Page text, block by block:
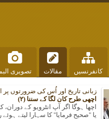
کانفرنسیں مقالات تصویری البم
زبانی تاریخ اور اُس کی ضرورتوں پر
اچھی طرح کان لگا کے سننا (۲)
اچھا ہوگا اگر آپ انٹرویو کے
یا "صحیح فرمایا" کا سہارا لیتے